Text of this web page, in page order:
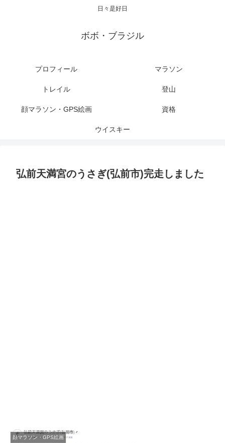
日々是好日
ボボ・ブラジル
プロフィール マラソン
トレイル 登山
顔マラソン・GPS絵画 資格
ウイスキー
弘前天満宮のうさぎ(弘前市)完走しました
顔マラソン・GPS絵画